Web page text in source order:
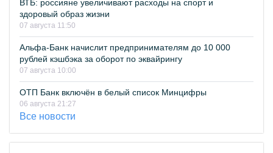
ВТБ: россияне увеличивают расходы на спорт и
здоровый образ жизни
07 августа 11:50
Альфа-Банк начислит предпринимателям до 10 000
рублей кэшбэка за оборот по эквайрингу
07 августа 10:00
ОТП Банк включён в белый список Минцифры
06 августа 21:27
Все новости